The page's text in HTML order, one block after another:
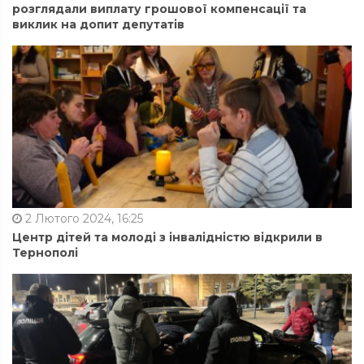
розглядали виплату грошової компенсації та
виклик на допит депутатів
2 Лютого 2024, 16:25
Центр дітей та молоді з інвалідністю відкрили в
Тернополі